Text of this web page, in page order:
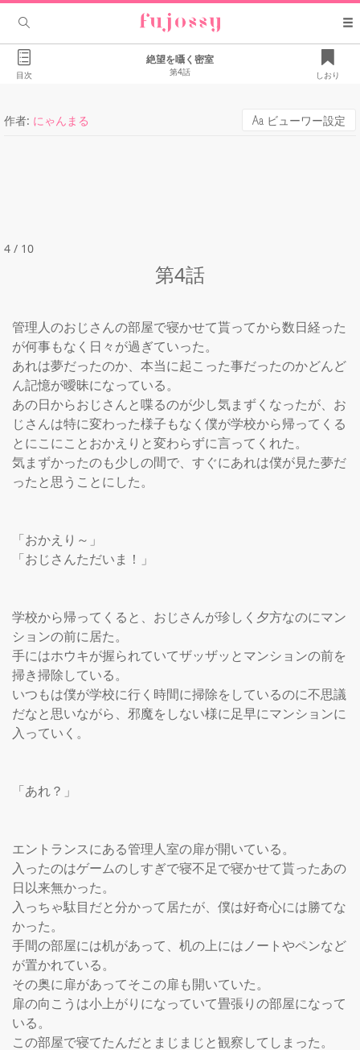
目次
絶望を囁く密室
第4話 しおり
作者: にゃんまる ビューワー設定
4 / 10
第4話
管理人のおじさんの部屋で寝かせて貰ってから数日経った
が何事もなく日々が過ぎていった。
あれは夢だったのか、本当に起こった事だったのかどんど
ん記憶が曖昧になっている。
あの日からおじさんと喋るのが少し気まずくなったが、お
じさんは特に変わった様子もなく僕が学校から帰ってくる
とにこにことおかえりと変わらずに言ってくれた。
気まずかったのも少しの間で、すぐにあれは僕が見た夢だ
ったと思うことにした。
「おかえり～」
「おじさんただいま！」
学校から帰ってくると、おじさんが珍しく夕方なのにマン
ションの前に居た。
手にはホウキが握られていてザッザッとマンションの前を
掃き掃除している。
いつもは僕が学校に行く時間に掃除をしているのに不思議
だなと思いながら、邪魔をしない様に足早にマンションに
入っていく。
「あれ？」
エントランスにある管理人室の扉が開いている。
入ったのはゲームのしすぎで寝不足で寝かせて貰ったあの
日以来無かった。
入っちゃ駄目だと分かって居たが、僕は好奇心には勝てな
かった。
手間の部屋には机があって、机の上にはノートやペンなど
が置かれている。
その奥に扉があってそこの扉も開いていた。
扉の向こうは小上がりになっていて畳張りの部屋になって
いる。
この部屋で寝てたんだとまじまじと観察してしまった。